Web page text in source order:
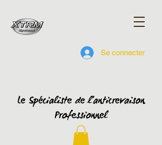
Se connecter